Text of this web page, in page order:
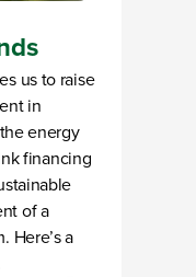
us to raise
in
energy
financing
of a
Here’s a